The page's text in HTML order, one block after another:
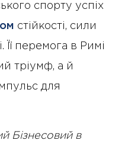
спорту успіх
стійкості, сили
Її перемога в Римі
тріумф, а й
для
Бізнесовий в